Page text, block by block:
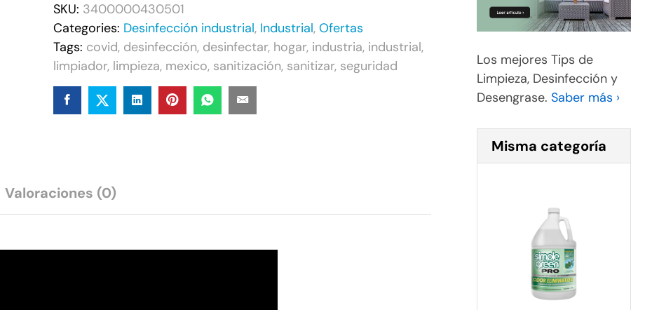
SKU: 3400000430501
Categories: Desinfección industrial, Industrial, Ofertas
Tags: covid, desinfección, desinfectar, hogar, industria, industrial,
limpiador, limpieza, mexico, sanitización, sanitizar, seguridad
Valoraciones (0)
Los mejores Tips de
Limpieza, Desinfección y
Desengrase.Saber más ›
Misma categoría